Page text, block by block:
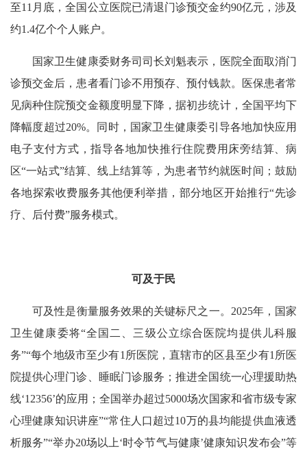
至11月底，全国公立医院已清退门诊预交金约90亿元，涉及
约1.4亿个个人账户。
国家卫生健康委财务司司长刘魁表示，医院全面取消门
诊预交金后，患者看门诊不用预存、预付钱款。医保患者常
见病种住院预交金额度明显下降，据初步统计，全国平均下
降幅度超过20%。同时，国家卫生健康委引导各地加快应用
电子支付方式，指导各地加快推行住院费用床旁结算、病
区“一站式”结算、线上结算等，为患者节约就医时间；鼓励
各地探索收费服务其他便利举措，部分地区开始推行“先诊
疗、后付费”服务模式。
可及于民
可及性是衡量服务效果的关键标尺之一。2025年，国家
卫生健康委将“全国二、三级公立综合医院均提供儿科服
务”“每个地级市至少有1所医院，直辖市的区县至少有1所医
院提供心理门诊、睡眠门诊服务；推进全国统一心理援助热
线‘12356’的应用；全国举办超过5000场次国家和省市级专家
心理健康知识讲座”“常住人口超过10万的县均能提供血液透
析服务”“举办20场以上‘时令节气与健康’健康知识发布会”等